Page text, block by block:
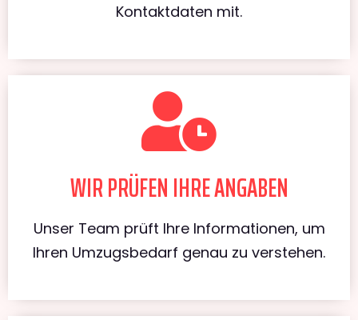
Kontaktdaten mit.
WIR PRÜFEN IHRE ANGABEN
Unser Team prüft Ihre Informationen, um
Ihren Umzugsbedarf genau zu verstehen.